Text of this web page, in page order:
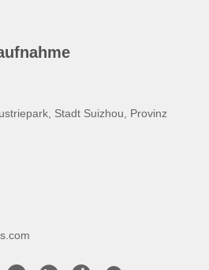
Stadt Suizhou, Provinz